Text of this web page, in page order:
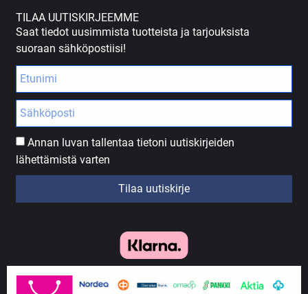
TILAA UUTISKIRJEEMME
Saat tiedot uusimmista tuotteista ja tarjouksista
suoraan sähköpostiisi!
Annan luvan tallentaa tietoni uutiskirjeiden
lähettämistä varten
Tilaa uutiskirje